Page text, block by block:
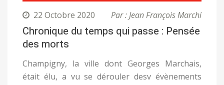
22 Octobre 2020 Par : Jean François Marchi
Chronique du temps qui passe : Pensée
des morts
Champigny, la ville dont Georges Marchais,
était élu, a vu se dérouler desv évènements